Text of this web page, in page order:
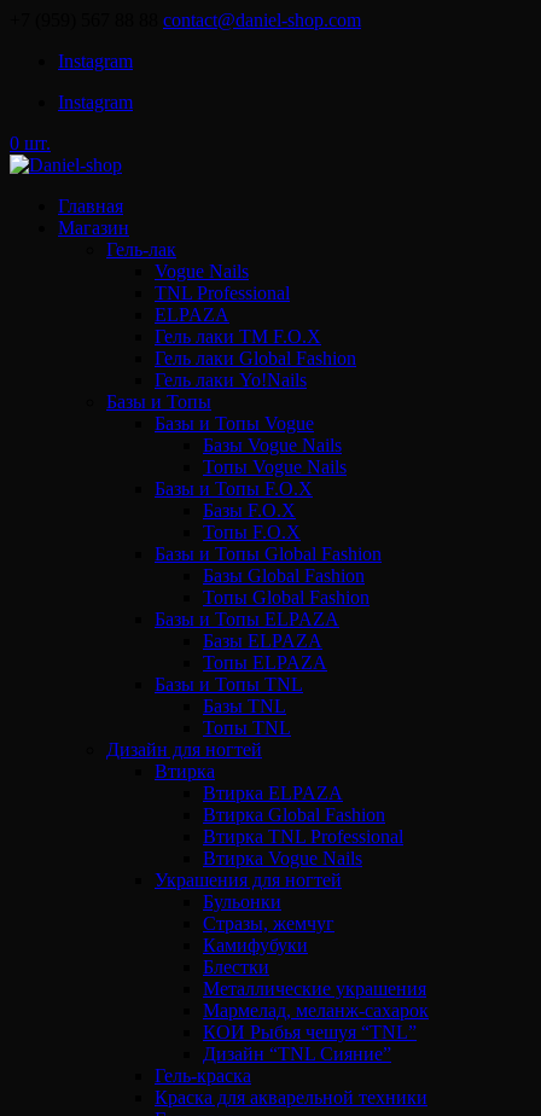
contact@daniel-shop.com
Instagram
Instagram
0 шт.
Главная
Магазин
Гель-лак
Vogue Nails
TNL Professional
ELPAZA
Гель лаки ТМ F.O.X
Гель лаки Global Fashion
Гель лаки Yo!Nails
Базы и Топы
Базы и Топы Vogue
Базы Vogue Nails
Топы Vogue Nails
Базы и Топы F.O.X
Базы F.O.X
Топы F.O.X
Базы и Топы Global Fashion
Базы Global Fashion
Топы Global Fashion
Базы и Топы ELPAZA
Базы ELPAZA
Топы ELPAZA
Базы и Топы TNL
Базы TNL
Топы TNL
Дизайн для ногтей
Втирка
Втирка ELPAZA
Втирка Global Fashion
Втирка TNL Professional
Втирка Vogue Nails
Украшения для ногтей
Бульонки
Стразы, жемчуг
Камифубуки
Блестки
Металлические украшения
Мармелад, меланж-сахарок
КОИ Рыбья чешуя “TNL”
Дизайн “TNL Сияние”
Гель-краска
Краска для акварельной техники